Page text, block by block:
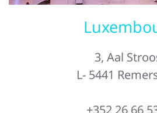
3, Aal
L- 5441
+352 26 66